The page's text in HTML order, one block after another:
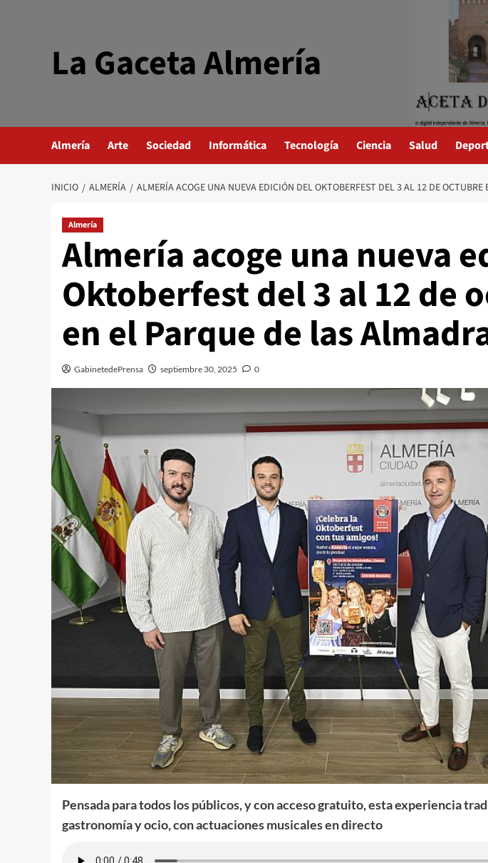
La Gaceta Almería
Almería Arte Sociedad Informática Tecnología Ciencia Salud
INICIO ALMERÍA ALMERÍA ACOGE UNA NUEVA EDICIÓN DEL OKTOBERFEST DEL 3 AL 12 DE
Almería
Almería acoge una nueva
Oktoberfest del 3 al 12 de
en el Parque de las
GabinetedePrensa septiembre 30, 2025 0
Pensada para todos los públicos, y con acceso gratuito, esta experiencia
gastronomía y ocio, con actuaciones musicales en directo